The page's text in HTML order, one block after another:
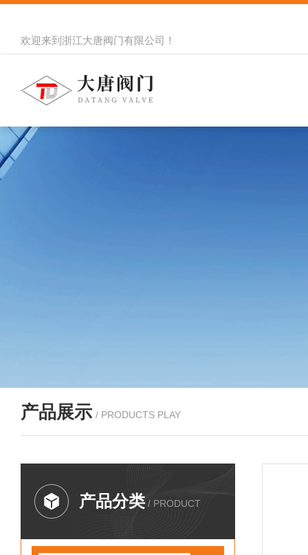
欢迎来到 浙江大唐阀门有限公司 ！
产品展示 / PRODUCTS PLAY
产品分类 / PRODUCT